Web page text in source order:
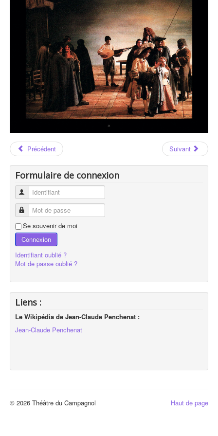
Les Auteurs
Carlo GOLDONI Carlo GOLDONI : Page 53
Précédent Suivant
Formulaire de connexion
Identifiant
Mot de passe
Se souvenir de moi
Connexion
Identifiant oublié ?
Mot de passe oublié ?
Liens :
Le Wikipédia de Jean-Claude Penchenat :
Jean-Claude Penchenat
Haut de page
© 2026 Théâtre du Campagnol